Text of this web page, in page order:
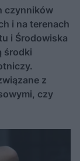
czynników
i na terenach
i Środowiska
środki
z
czy